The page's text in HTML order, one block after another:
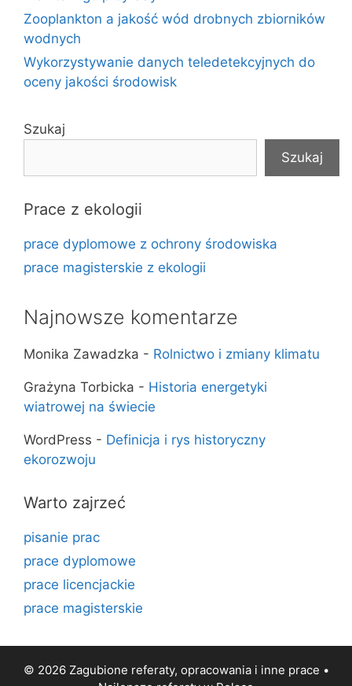
Zooplankton a jakość wód drobnych zbiorników
wodnych
Wykorzystywanie danych teledetekcyjnych do
oceny jakości środowisk
Szukaj
Szukaj
Prace z ekologii
prace dyplomowe z ochrony środowiska
prace magisterskie z ekologii
Najnowsze komentarze
Monika Zawadzka - Rolnictwo i zmiany klimatu
Grażyna Torbicka - Historia energetyki
wiatrowej na świecie
WordPress - Definicja i rys historyczny
ekorozwoju
Warto zajrzeć
pisanie prac
prace dyplomowe
prace licencjackie
prace magisterskie
© 2026 Zagubione referaty, opracowania i inne prace •